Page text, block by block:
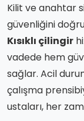
Kilit ve anahtar
güvenliğini
Kısıklı çilingir
vadede hem
sağlar. Acil
çalışma
ustaları, her